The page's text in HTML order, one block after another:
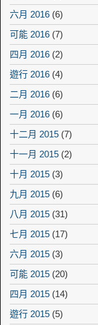
六月 2016 (6)
可能 2016 (7)
四月 2016 (2)
遊行 2016 (4)
二月 2016 (6)
一月 2016 (6)
十二月 2015 (7)
十一月 2015 (2)
十月 2015 (3)
九月 2015 (6)
八月 2015 (31)
七月 2015 (17)
六月 2015 (3)
可能 2015 (20)
四月 2015 (14)
遊行 2015 (5)